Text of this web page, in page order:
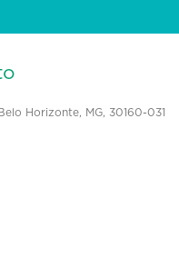
Horizonte, MG, 30160-031